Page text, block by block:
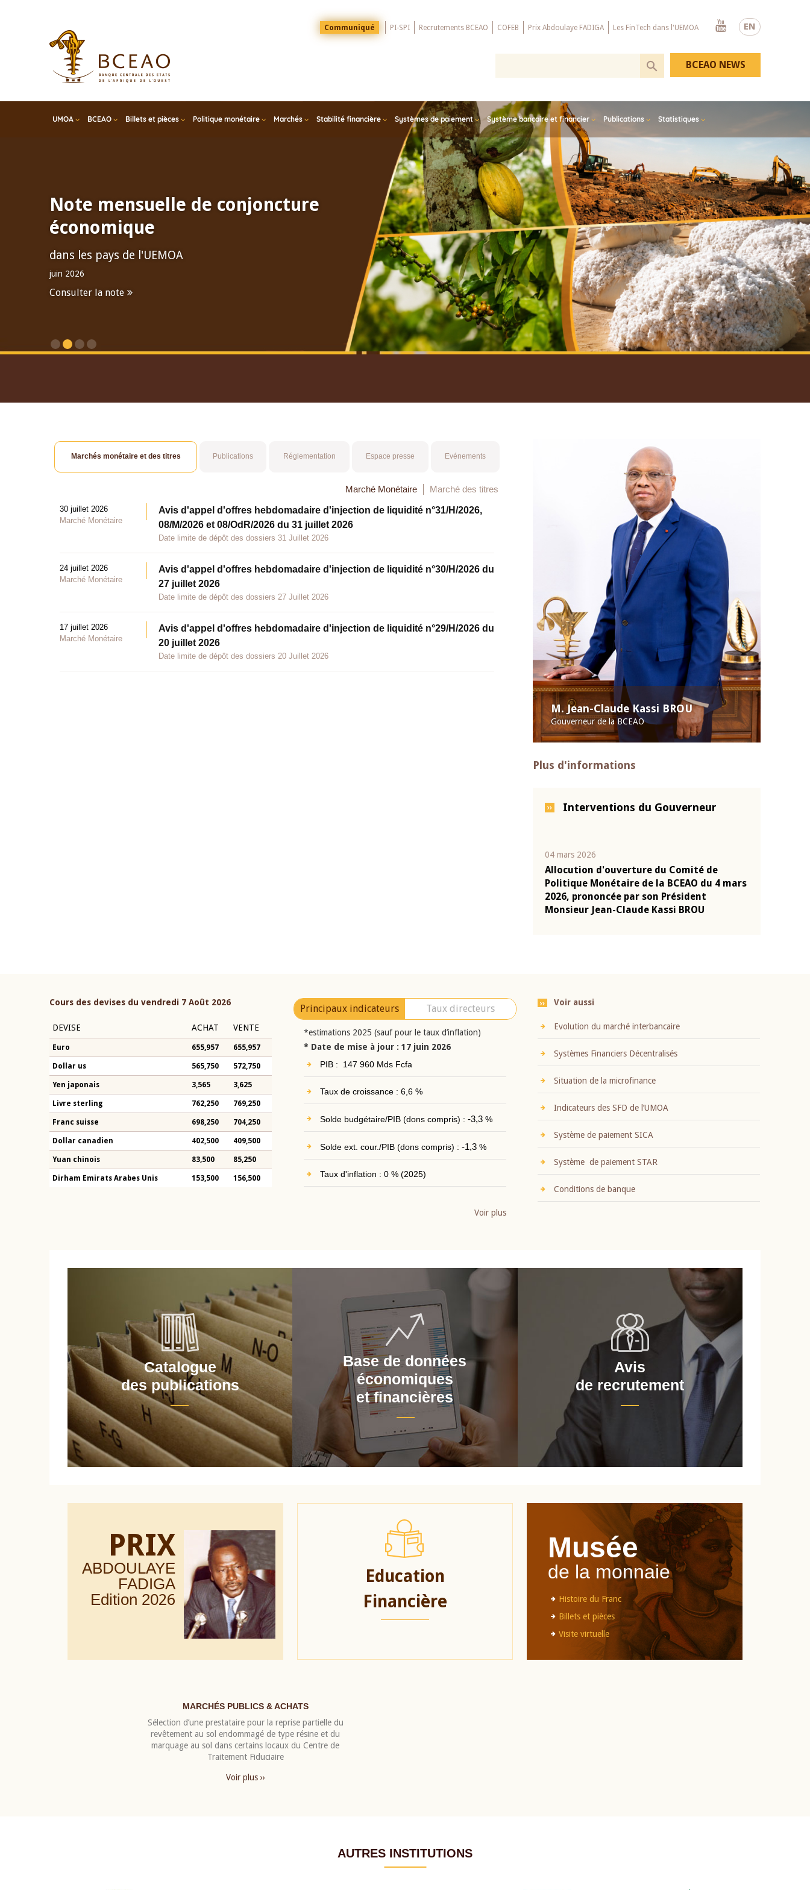
EN
Menu
Top
Communiqué PI-SPI Recrutements BCEAO COFEB Prix Abdoulaye FADIGA Les FinTech dans l'UEMOA
Youtube
UMOA BCEAO Billets et pièces Politique monétaire Marchés Stabilité financière Systèmes de paiement Système bancaire et financier Publications Statistiques
BCEAO NEWS
Note mensuelle de conjoncture
économique
dans les pays de l'UEMOA
juin 2026
Consulter la note
M. Jean-Claude Kassi BROU
Gouverneur de la BCEAO
Plus d'informations
Interventions du Gouverneur
04 mars 2026
Allocution d'ouverture du Comité de
Politique Monétaire de la BCEAO du 4 mars
2026, prononcée par son Président
Monsieur Jean-Claude Kassi BROU
Marchés monétaire et des titres Publications Réglementation Espace presse Evénements
Marché Monétaire Marché des titres
30 juillet 2026
Marché Monétaire
Avis d'appel d'offres hebdomadaire d'injection de liquidité n°31/H/2026,
08/M/2026 et 08/OdR/2026 du 31 juillet 2026
Date limite de dépôt des dossiers 31 Juillet 2026
24 juillet 2026
Marché Monétaire
Avis d'appel d'offres hebdomadaire d'injection de liquidité n°30/H/2026 du
27 juillet 2026
Date limite de dépôt des dossiers 27 Juillet 2026
17 juillet 2026
Marché Monétaire
Avis d'appel d'offres hebdomadaire d'injection de liquidité n°29/H/2026 du
20 juillet 2026
Date limite de dépôt des dossiers 20 Juillet 2026
Cours des devises du vendredi 7 Août 2026
DEVISE ACHAT VENTE
Euro 655,957 655,957
Dollar us 565,750 572,750
Yen japonais 3,565 3,625
Livre sterling 762,250 769,250
Franc suisse 698,250 704,250
Dollar canadien 402,500 409,500
Yuan chinois 83,500 85,250
Dirham Emirats Arabes Unis 153,500 156,500
Principaux indicateurs Taux directeurs
*estimations 2025 (sauf pour le taux d’inflation)
* Date de mise à jour : 17 juin 2026
PIB : 147 960 Mds Fcfa
Taux de croissance : 6,6 %
Solde budgétaire/PIB (dons compris) : -3,3%
Solde ext. cour./PIB (dons compris) : -1,3%
Taux d'inflation : 0 % (2025)
Voir plus
Voir aussi
Evolution du marché interbancaire
Systèmes Financiers Décentralisés
Situation de la microfinance
Indicateurs des SFD de l’UMOA
Système de paiement SICA
Système de paiement STAR
Conditions de banque
Catalogue
des publications
Base de données
économiques
et financières
Avis
de recrutement
PRIX
ABDOULAYE
FADIGA
Edition 2026
Education
Financière
Musée
de la monnaie
Histoire du Franc
Billets et pièces
Visite virtuelle
MARCHÉS PUBLICS & ACHATS
Sélection d’une prestataire pour la reprise partielle du
revêtement au sol endommagé de type résine et du
marquage au sol dans certains locaux du Centre de
Traitement Fiduciaire
Voir plus ››
AUTRES INSTITUTIONS